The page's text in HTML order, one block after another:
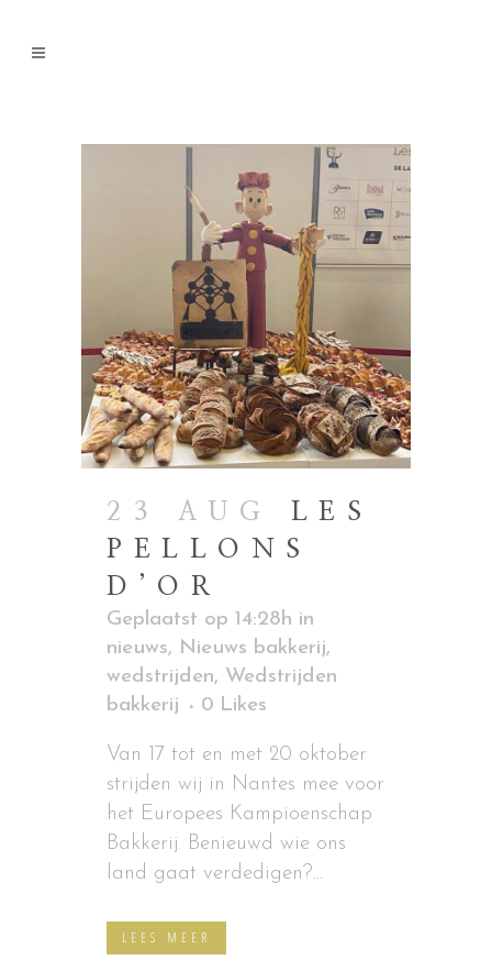
23 AUG
LES
PELLONS
D’OR
Geplaatst op 14:28h in
nieuws, Nieuws bakkerij,
wedstrijden, Wedstrijden
bakkerij
0 Likes
Van 17 tot en met 20 oktober
strijden wij in Nantes mee voor
het Europees Kampioenschap
Bakkerij. Benieuwd wie ons
land gaat verdedigen?...
LEES MEER